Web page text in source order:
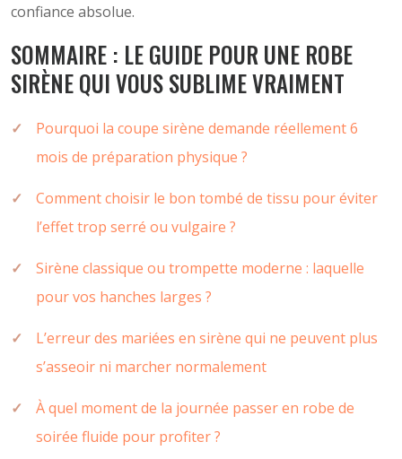
confiance absolue.
SOMMAIRE : LE GUIDE POUR UNE ROBE
SIRÈNE QUI VOUS SUBLIME VRAIMENT
Pourquoi la coupe sirène demande réellement 6
mois de préparation physique ?
Comment choisir le bon tombé de tissu pour éviter
l’effet trop serré ou vulgaire ?
Sirène classique ou trompette moderne : laquelle
pour vos hanches larges ?
L’erreur des mariées en sirène qui ne peuvent plus
s’asseoir ni marcher normalement
À quel moment de la journée passer en robe de
soirée fluide pour profiter ?